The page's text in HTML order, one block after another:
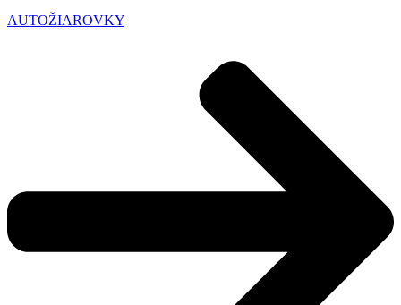
AUTOŽIAROVKY